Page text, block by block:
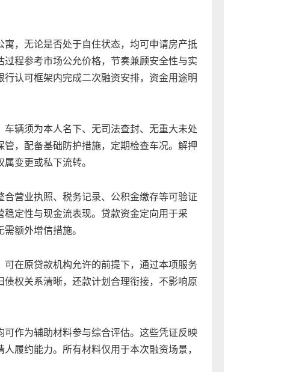
，无论是否处于自住状态，均可申请房产抵
程参考市场公允价格，节奏兼顾安全性与实
认可框架内完成二次融资安排，资金用途明
辆须为本人名下、无司法查封、无重大未处
，配备基础防护措施，定期检查车况。解押
变更或私下流转。
营业执照、税务记录、公积金缴存等可验证
定性与现金流表现。贷款资金定向用于采
额外增信措施。
在原贷款机构允许的前提下，通过本项服务
权关系清晰，还款计划合理衔接，不影响原
作为辅助材料参与综合评估。这些凭证反映
履约能力。所有材料仅用于本次融资场景，